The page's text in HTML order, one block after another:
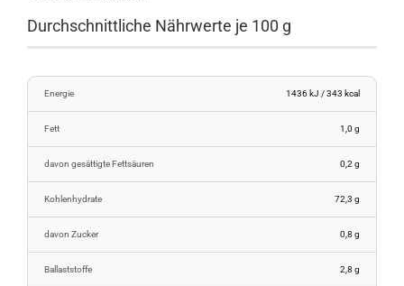
Durchschnittliche Nährwerte je 100 g
Energie 1436 kJ / 343 kcal
Fett 1,0 g
davon gesättigte Fettsäuren 0,2 g
Kohlenhydrate 72,3 g
davon Zucker 0,8 g
Ballaststoffe 2,8 g